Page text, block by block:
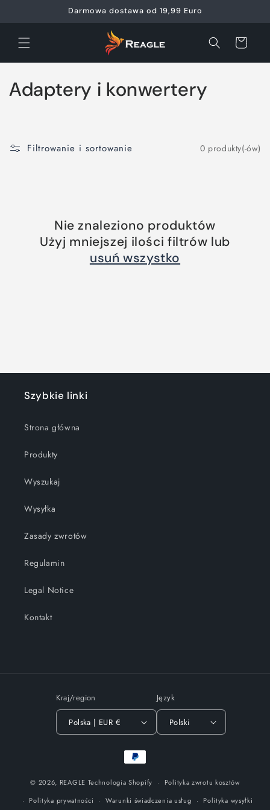
treści
Darmowa dostawa od 19,99 Euro
Koszyk
K
Adaptery i konwertery
Filtrowanie i sortowanie 0 produkty(-ów)
Nie znaleziono produktów
Użyj mniejszej ilości filtrów lub
usuń wszystko
Szybkie linki
Strona główna
Produkty
Wyszukaj
Wysyłka
Zasady zwrotów
Regulamin
Legal Notice
Kontakt
Kraj/region
Polska | EUR €
Język
Polski
Metody
płatności
© 2026, REAGLE Technologia Shopify
Polityka zwrotu kosztów
Polityka prywatności
Warunki świadczenia usług Polityka wysyłki